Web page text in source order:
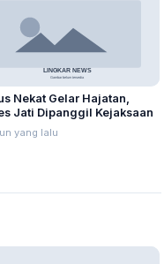
Nekat Gelar Hajatan,
Jati Dipanggil Kejaksaan
yang lalu